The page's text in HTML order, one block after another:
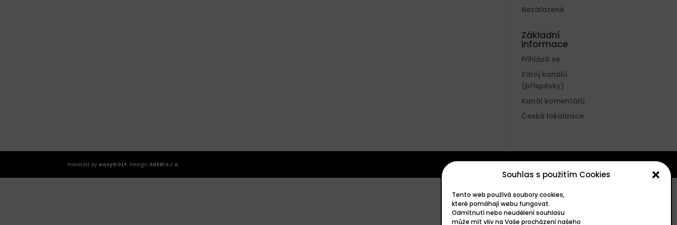
Souhlas s použitím Cookies
Tento web používá soubory cookies,
které pomáhají webu fungovat.
Odmítnutí nebo neudělení souhlasu
může mít vliv na Vaše procházení našeho
Nezařazené
Základní
informace
Přihlásit se
Zdroj kanálů
(příspěvky)
Kanál komentářů
Česká lokalizace
Powered by easyGOLF, DesignANERI s.r.o.